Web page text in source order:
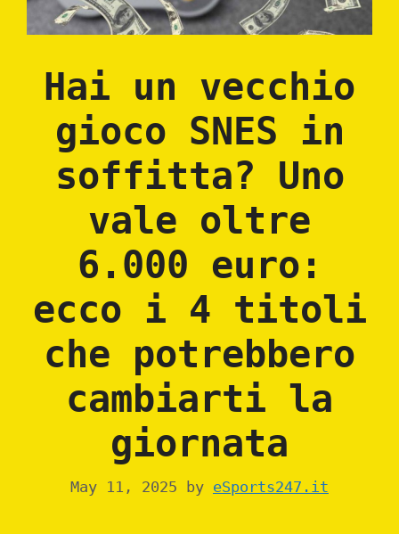
Hai un vecchio
gioco SNES in
soffitta? Uno
vale oltre
6.000 euro:
ecco i 4 titoli
che potrebbero
cambiarti la
giornata
May 11, 2025 by eSports247.it